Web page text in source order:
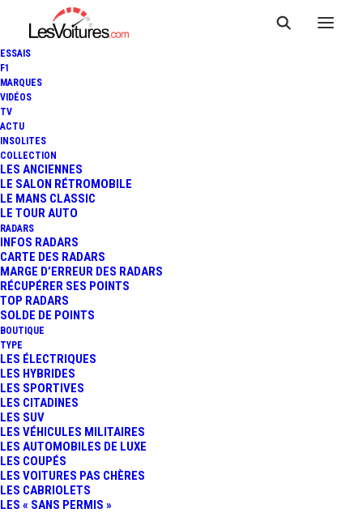
ESSAIS
F1
MARQUES
VIDÉOS
TV
ACTU
INSOLITES
COLLECTION
LES ANCIENNES
LE SALON RÉTROMOBILE
LE MANS CLASSIC
LE TOUR AUTO
RADARS
INFOS RADARS
CARTE DES RADARS
MARGE D’ERREUR DES RADARS
RÉCUPÉRER SES POINTS
TOP RADARS
SOLDE DE POINTS
BOUTIQUE
TYPE
LES ÉLECTRIQUES
LES HYBRIDES
LES SPORTIVES
LES CITADINES
LES SUV
LES VÉHICULES MILITAIRES
LES AUTOMOBILES DE LUXE
LES COUPÉS
LES VOITURES PAS CHÈRES
LES CABRIOLETS
LES « SANS PERMIS »
POLYVALENCE MAXIMALE,
12 Minutes